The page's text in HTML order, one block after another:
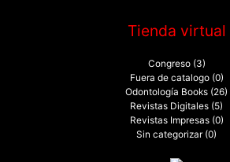
Tienda virtual
Congreso (3)
Fuera de catalogo (0)
Odontología Books (26)
Revistas Digitales (5)
Revistas Impresas (0)
Sin categorizar (0)